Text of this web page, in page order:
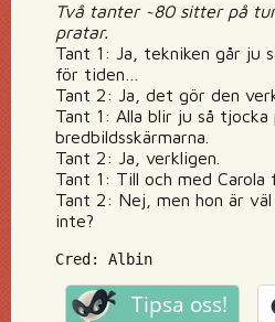
Två tanter ~80 sitter på
pratar.
Tant 1: Ja, tekniken går ju
för tiden…
Tant 2: Ja, det gör den
Tant 1: Alla blir ju så
bredbildsskärmarna.
Tant 2: Ja, verkligen.
Tant 1: Till och med
Tant 2: Nej, men hon är
inte?
Cred: Albin
Tipsa oss!